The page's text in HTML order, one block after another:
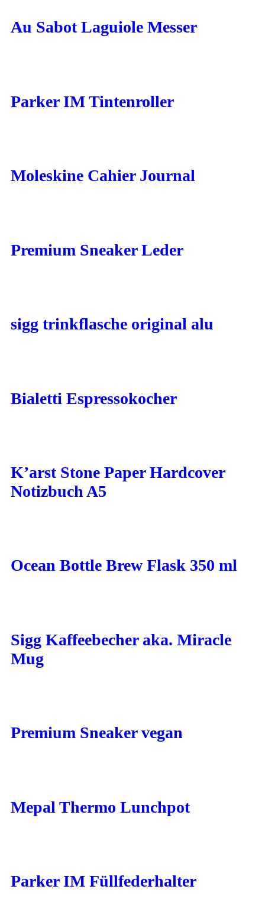
Au Sabot Laguiole Messer
Parker IM Tintenroller
Moleskine Cahier Journal
Premium Sneaker Leder
sigg trinkflasche original alu
Bialetti Espressokocher
K’arst Stone Paper Hardcover
Notizbuch A5
Ocean Bottle Brew Flask 350 ml
Sigg Kaffeebecher aka. Miracle
Mug
Premium Sneaker vegan
Mepal Thermo Lunchpot
Parker IM Füllfederhalter